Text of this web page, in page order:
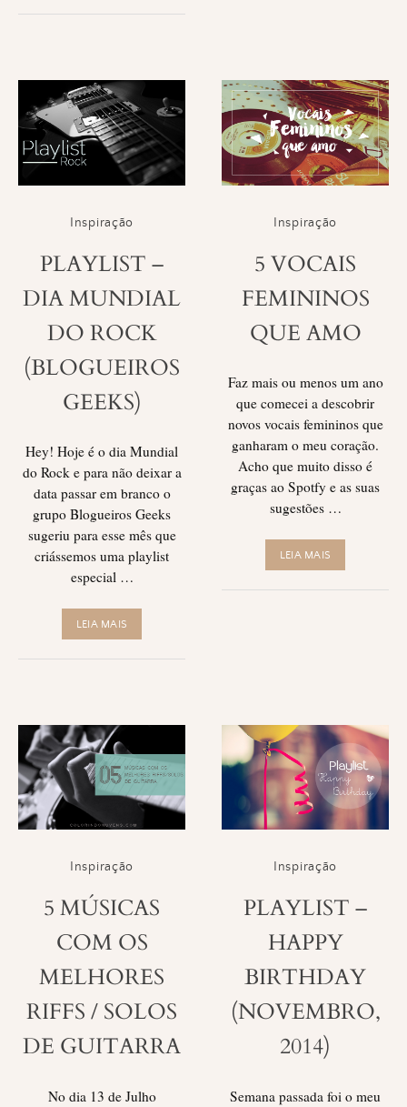
Inspiração
PLAYLIST –
DIA MUNDIAL
DO ROCK
(BLOGUEIROS
GEEKS)
Hey! Hoje é o dia Mundial
do Rock e para não deixar a
data passar em branco o
grupo Blogueiros Geeks
sugeriu para esse mês que
criássemos uma playlist
especial …
LEIA MAIS
Inspiração
5 VOCAIS
FEMININOS
QUE AMO
Faz mais ou menos um ano
que comecei a descobrir
novos vocais femininos que
ganharam o meu coração.
Acho que muito disso é
graças ao Spotfy e as suas
sugestões …
LEIA MAIS
Inspiração
5 MÚSICAS
COM OS
MELHORES
RIFFS / SOLOS
DE GUITARRA
No dia 13 de Julho
Inspiração
PLAYLIST –
HAPPY
BIRTHDAY
(NOVEMBRO,
2014)
Semana passada foi o meu